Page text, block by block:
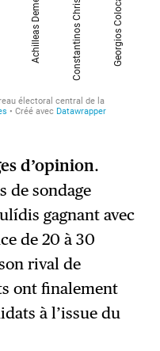
d’opinion.
de sondage
gagnant avec
de 20 à 30
rival de
ont finalement
à l’issue du